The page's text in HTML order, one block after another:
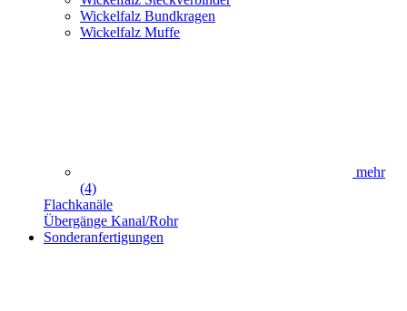
Wickelfalz Bundkragen
Wickelfalz Muffe
mehr
(4)
Flachkanäle
Übergänge Kanal/Rohr
Sonderanfertigungen